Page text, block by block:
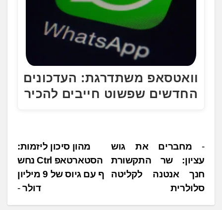
וואטסאפ משתדרגת: העדכונים
החדשים שפשוט חייבים להכיר
נ
י
ו
מהון סיכון ליזמות:
הסטארטאפ Ctrl נחש
ף עם גיוס של 9 מיליון
דולר
מחברים את גוש
עציון: שר התקשורת
חנך אנטנה לקליטה
סלולרית